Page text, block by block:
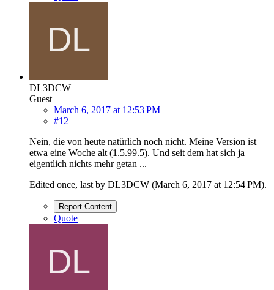
DL3DCW
Guest
March 6, 2017 at 12:53 PM
#12
Nein, die von heute natürlich noch nicht. Meine Version ist
etwa eine Woche alt (1.5.99.5). Und seit dem hat sich ja
eigentlich nichts mehr getan ...
Edited once, last by DL3DCW (March 6, 2017 at 12:54 PM).
Report Content
Quote